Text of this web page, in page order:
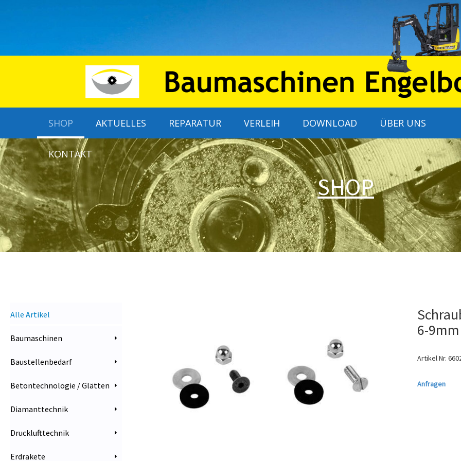
SHOP AKTUELLES REPARATUR VERLEIH DOWNLOAD ÜBER UNS
KONTAKT
SHOP
Alle Artikel
Baumaschinen
Baustellenbedarf
Betontechnologie / Glätten
Diamanttechnik
Drucklufttechnik
Erdrakete
6-
Artikel Nr.
Anfragen